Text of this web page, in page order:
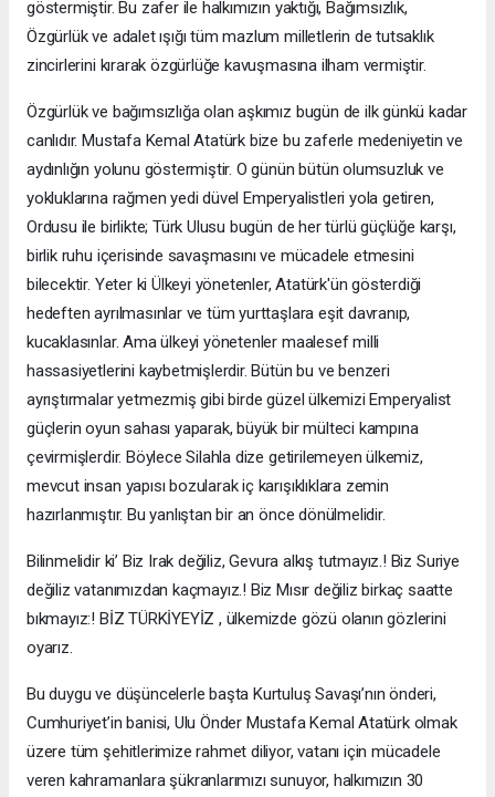
göstermiştir. Bu zafer ile halkımızın yaktığı, Bağımsızlık,
Özgürlük ve adalet ışığı tüm mazlum milletlerin de tutsaklık
zincirlerini kırarak özgürlüğe kavuşmasına ilham vermiştir.
Özgürlük ve bağımsızlığa olan aşkımız bugün de ilk günkü kadar
canlıdır. Mustafa Kemal Atatürk bize bu zaferle medeniyetin ve
aydınlığın yolunu göstermiştir. O günün bütün olumsuzluk ve
yokluklarına rağmen yedi düvel Emperyalistleri yola getiren,
Ordusu ile birlikte; Türk Ulusu bugün de her türlü güçlüğe karşı,
birlik ruhu içerisinde savaşmasını ve mücadele etmesini
bilecektir. Yeter ki Ülkeyi yönetenler, Atatürk'ün gösterdiği
hedeften ayrılmasınlar ve tüm yurttaşlara eşit davranıp,
kucaklasınlar. Ama ülkeyi yönetenler maalesef milli
hassasiyetlerini kaybetmişlerdir. Bütün bu ve benzeri
ayrıştırmalar yetmezmiş gibi birde güzel ülkemizi Emperyalist
güçlerin oyun sahası yaparak, büyük bir mülteci kampına
çevirmişlerdir. Böylece Silahla dize getirilemeyen ülkemiz,
mevcut insan yapısı bozularak iç karışıklıklara zemin
hazırlanmıştır. Bu yanlıştan bir an önce dönülmelidir.
Bilinmelidir ki’ Biz Irak değiliz, Gevura alkış tutmayız.! Biz Suriye
değiliz vatanımızdan kaçmayız.! Biz Mısır değiliz birkaç saatte
bıkmayız:! BİZ TÜRKİYEYİZ , ülkemizde gözü olanın gözlerini
oyarız.
Bu duygu ve düşüncelerle başta Kurtuluş Savaşı’nın önderi,
Cumhuriyet’in banisi, Ulu Önder Mustafa Kemal Atatürk olmak
üzere tüm şehitlerimize rahmet diliyor, vatanı için mücadele
veren kahramanlara şükranlarımızı sunuyor, halkımızın 30